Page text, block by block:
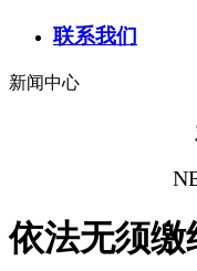
联系我们
新闻中心
依法无须缴